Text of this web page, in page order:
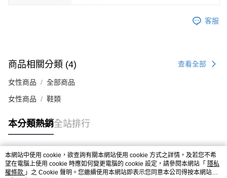
客服
商品相關分類 (4) 查看全部
女性商品 全部商品
女性商品 鞋類
本分類熱銷全站排行
熱門標籤
本網站中使用 cookie，欲查詢有關本網站使用 cookie 方式之詳情，及若您不希
望在電腦上使用 cookie 時應如何變更電腦的 cookie 設定，請參閱本網站「 隱私
權條款 」之 Cookie 聲明。您繼續使用本網站即表示您同意本公司得按本網站使